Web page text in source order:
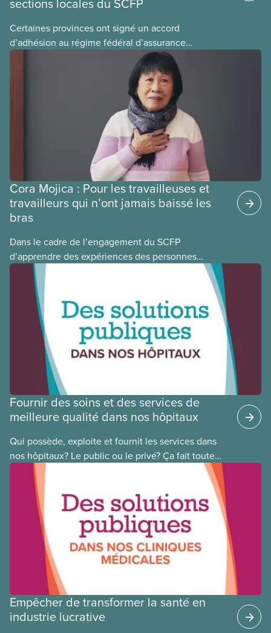
Certaines provinces ont signé un accord
d’adhésion au régime fédéral d’assurance
médicaments. Les sections locales du SCFP dans
ces provinces s’interrogent sur l’incidence que ce
régime pourrait avoir sur leurs avantages
Cora Mojica : Pour les travailleuses et
travailleurs qui n’ont jamais baissé les
bras
Dans le cadre de l’engagement du SCFP
d’apprendre des expériences des personnes
autochtones, noires et racisées, et de célébrer
leurs réussites, nous vous présentons des membres
du Comité national pour la justice raciale et du
Conseil national des Autochtones. L’article de ce
mois-ci présente Cora Mojica, membre du Comité
national pour la justice raciale.
Fournir des soins et des services de
meilleure qualité dans nos hôpitaux
Qui possède, exploite et fournit les services dans
nos hôpitaux? Le public ou le privé? Ça fait toute
une différence. Un hôpital public coûte moins cher,
en donne plus et est voué à l’intérêt public.
Empêcher de transformer la santé en
industrie lucrative